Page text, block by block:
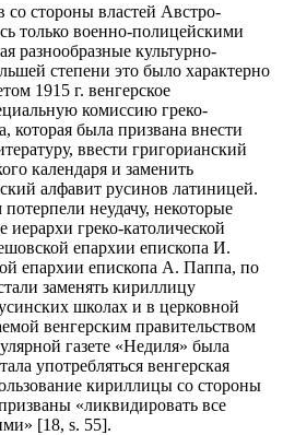
со стороны властей Австро-
только военно-полицейскими
разнообразные культурно-
степени это было характерно
1915 г. венгерское
комиссию греко-
которая была призвана внести
ввести григорианский
календаря и заменить
алфавит русинов латиницей.
неудачу, некоторые
иерархи греко-католической
епархии епископа И.
епархии епископа А. Паппа, по
заменять кириллицу
школах и в церковной
венгерским правительством
газете «Недиля» была
употребляться венгерская
кириллицы со стороны
«ликвидировать все
[18, s. 55].